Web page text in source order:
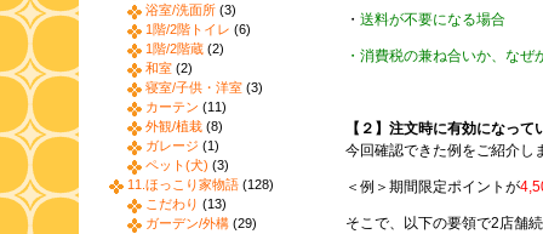
・ 送料が不要になる場合
・消費税の兼ね合いか、なぜ
【２】注文時に有効になっ
今回確認できた例をご紹介し
＜例＞期間限定ポイントが
そこで、以下の要領で2店舗
浴室/洗面所 (3)
1階/2階トイレ (6)
1階/2階蔵 (2)
和室 (2)
寝室/子供・洋室 (3)
カーテン (11)
外観/植栽 (8)
ガレージ (1)
ペット(犬) (3)
11.ほっこり家物語 (128)
こだわり (13)
ガーデン/外構 (29)